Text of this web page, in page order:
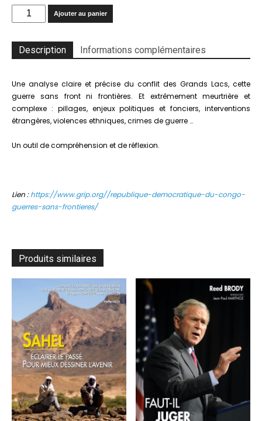
quantité
de
démocratique
du
–
Guerres
sans
frontières
Ajouter au panier
Description Informations complémentaires
Une analyse claire et précise du conflit des Grands Lacs, cette
guerre sans front ni frontières. Et extrêmement meurtrière et
complexe : pillages, enjeux politiques et fonciers, interventions
étrangères, violences ethniques, crimes de guerre …
Un outil de compréhension et de réflexion.
Lien :https://www.grip.org//republique-democratique-du-congo-
guerres-sans-frontieres/
Produits similaires